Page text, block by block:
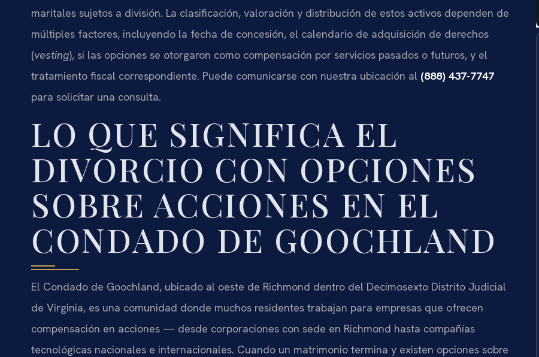
maritales sujetos a división. La clasificación, valoración y distribución de estos activos dependen de
múltiples factores, incluyendo la fecha de concesión, el calendario de adquisición de derechos
(vesting), si las opciones se otorgaron como compensación por servicios pasados o futuros, y el
tratamiento fiscal correspondiente. Puede comunicarse con nuestra ubicación al (888) 437-7747
para solicitar una consulta.
LO QUE SIGNIFICA EL
DIVORCIO CON OPCIONES
SOBRE ACCIONES EN EL
CONDADO DE GOOCHLAND
El Condado de Goochland, ubicado al oeste de Richmond dentro del Decimosexto Distrito Judicial
de Virginia, es una comunidad donde muchos residentes trabajan para empresas que ofrecen
compensación en acciones — desde corporaciones con sede en Richmond hasta compañías
tecnológicas nacionales e internacionales. Cuando un matrimonio termina y existen opciones sobre